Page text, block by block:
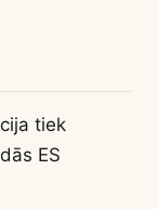
tiek
ES